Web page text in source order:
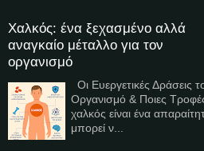
Χαλκός: ένα ξεχασμένο αλλά
αναγκαίο μέταλλο για τον
οργανισμό
Οι Ευεργετικές Δράσεις
Οργανισμό & Ποιες
χαλκός είναι ένα
μπορεί ν...